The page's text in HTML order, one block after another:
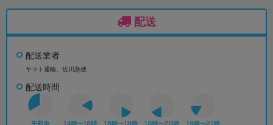
配送
配送業者
ヤマト運輸、佐川急便
配送時間